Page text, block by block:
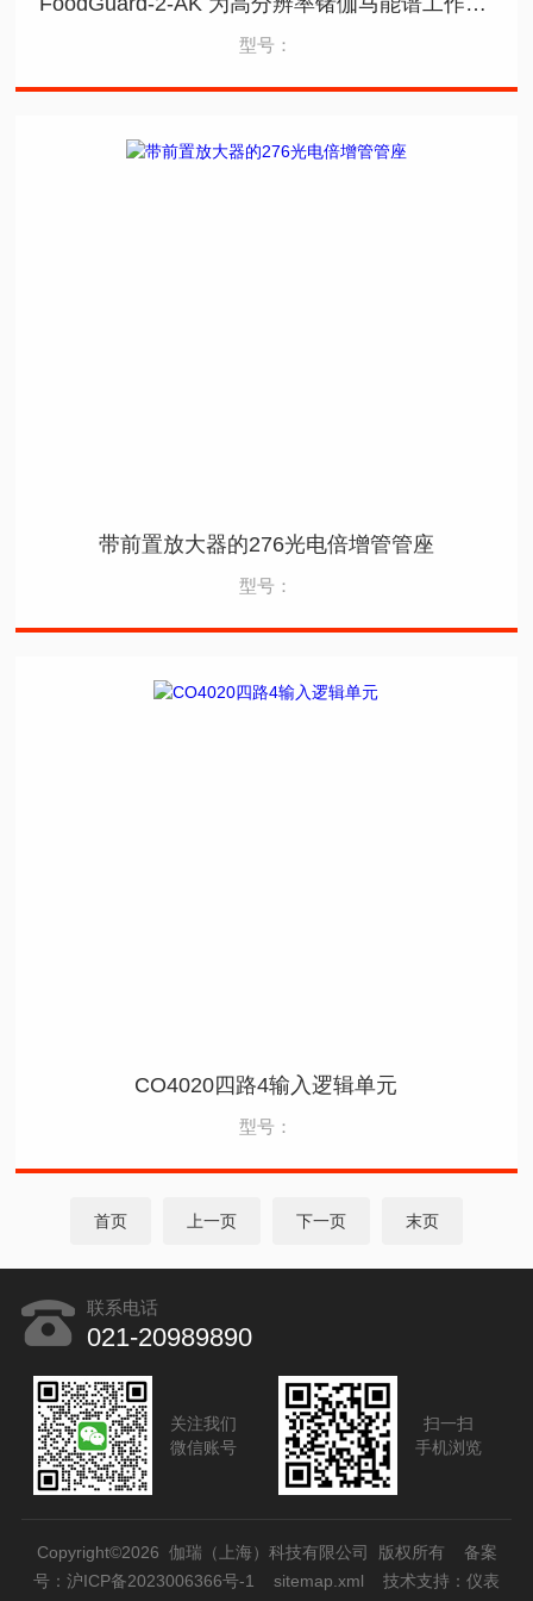
型号：
带前置放大器的276光电倍增管管座
型号：
CO4020四路4输入逻辑单元
型号：
首页 上一页 下一页 末页
联系电话
021-20989890
关注我们
微信账号
扫一扫
手机浏览
Copyright©2026 伽瑞（上海）科技有限公司 版权所有 备案
号：沪ICP备2023006366号-1
sitemap.xml 技术支持： 仪表